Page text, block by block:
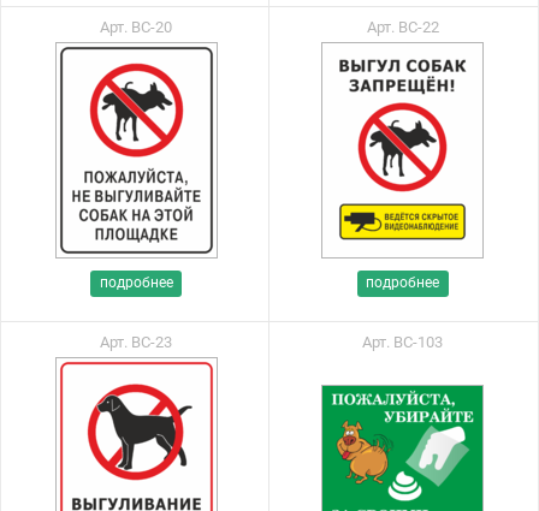
Арт. ВС-20
подробнее
Арт. ВС-22
подробнее
Арт. ВС-23 Арт. ВС-103